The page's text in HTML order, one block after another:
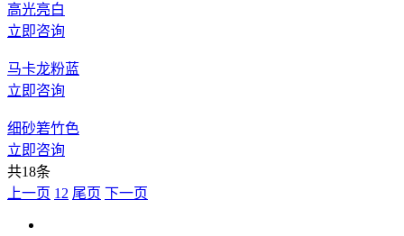
高光亮白
立即咨询
马卡龙粉蓝
立即咨询
细砂箬竹色
立即咨询
共18条
上一页 1 2 尾页 下一页